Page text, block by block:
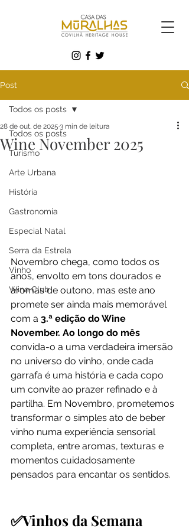
Post
Todos os posts
Turismo
Arte Urbana
História
Gastronomia
Especial Natal
Serra da Estrela
Vinho
Wine Club
Todos os posts
Wine November 2025
28 de out. de 2025 3 min de leitura
Novembro chega, como todos os
anos, envolto em tons dourados e
aromas de outono, mas este ano
promete ser ainda mais memorável
com a 3.ª edição do Wine
November. Ao longo do mês
convida-o a uma verdadeira imersão
no universo do vinho, onde cada
garrafa é uma história e cada copo
um convite ao prazer refinado e à
partilha. Em Novembro, prometemos
transformar o simples ato de beber
vinho numa experiência sensorial
completa, entre aromas, texturas e
momentos cuidadosamente
pensados para encantar os sentidos.
✅Vinhos da Semana